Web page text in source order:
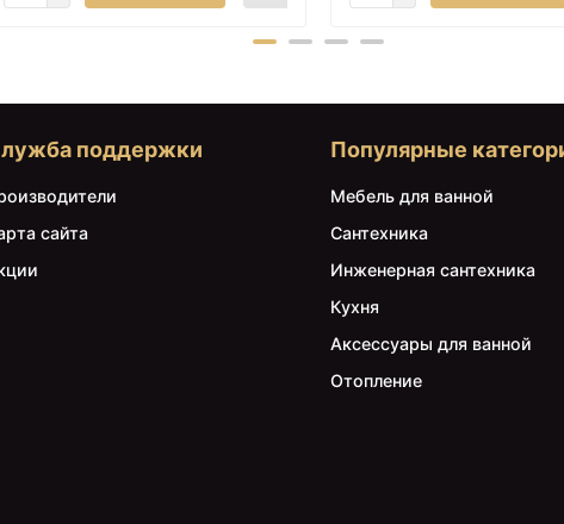
поддержки
сайта
Популярные
Мебель для ванной
Сантехника
Инженерная сантехника
Кухня
Аксессуары для ванной
Отопление